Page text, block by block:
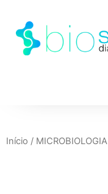
Início / MICROBIOLOGIA